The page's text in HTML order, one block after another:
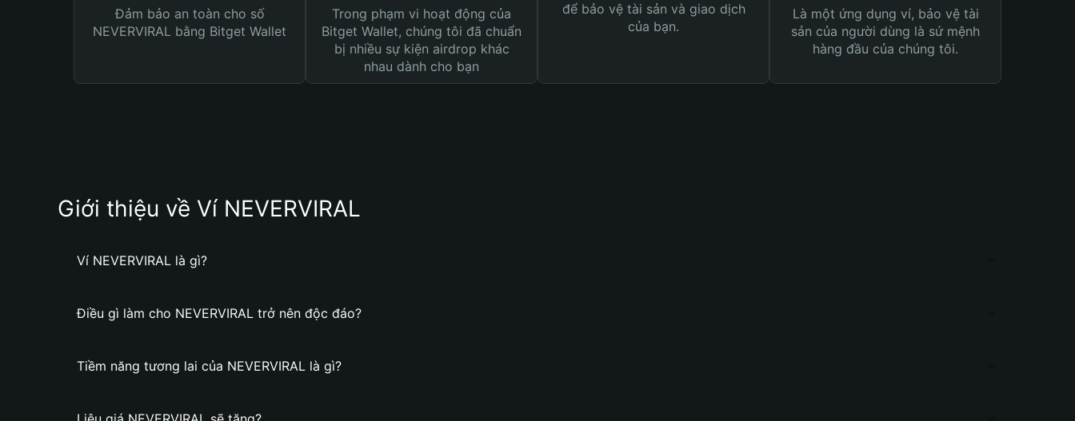
Đảm bảo an toàn cho số
NEVERVIRAL bằng Bitget Wallet
Trong phạm vi hoạt động của
Bitget Wallet, chúng tôi đã chuẩn
bị nhiều sự kiện airdrop khác
nhau dành cho bạn
để bảo vệ tài sản và giao dịch
của bạn.
Là một ứng dụng ví, bảo vệ tài
sản của người dùng là sứ mệnh
hàng đầu của chúng tôi.
Giới thiệu về Ví NEVERVIRAL
Ví NEVERVIRAL là gì?
Điều gì làm cho NEVERVIRAL trở nên độc đáo?
Tiềm năng tương lai của NEVERVIRAL là gì?